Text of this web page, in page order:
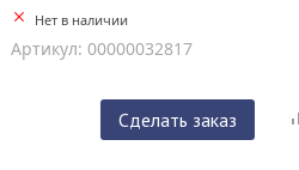
Нет в наличии
Артикул: 00000032817
Сделать заказ